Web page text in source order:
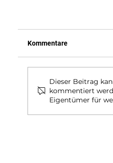
Asbest
Kommentare
Dieser Beitrag
kommentiert
Eigentümer für